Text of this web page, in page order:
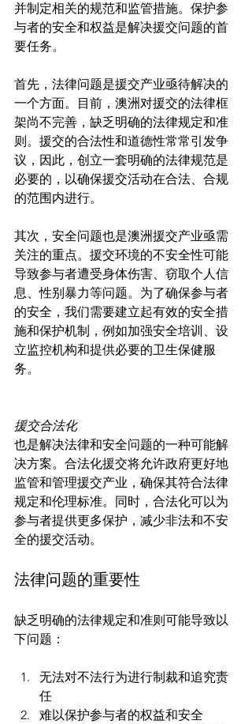
并制定相关的规范和监管措施。保护参
与者的安全和权益是解决援交问题的首
要任务。
首先，法律问题是援交产业亟待解决的
一个方面。目前，澳洲对援交的法律框
架尚不完善，缺乏明确的法律规定和准
则。援交的合法性和道德性常常引发争
议，因此，创立一套明确的法律规范是
必要的，以确保援交活动在合法、合规
的范围内进行。
其次，安全问题也是澳洲援交产业亟需
关注的重点。援交环境的不安全性可能
导致参与者遭受身体伤害、窃取个人信
息、性别暴力等问题。为了确保参与者
的安全，我们需要建立起有效的安全措
施和保护机制，例如加强安全培训、设
立监控机构和提供必要的卫生保健服
务。
援交合法化
也是解决法律和安全问题的一种可能解
决方案。合法化援交将允许政府更好地
监管和管理援交产业，确保其符合法律
规定和伦理标准。同时，合法化可以为
参与者提供更多保护，减少非法和不安
法律问题的重要性
缺乏明确的法律规定和准则可能导致以
无法对不法行为进行制裁和追究责
任
难以保护参与者的权益和安全